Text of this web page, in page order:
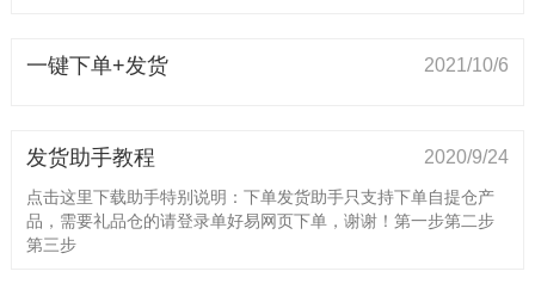
一键下单+发货 2021/10/6
发货助手教程 2020/9/24
点击这里下载助手特别说明：下单发货助手只支持下单自提仓产
品，需要礼品仓的请登录单好易网页下单，谢谢！第一步第二步
第三步